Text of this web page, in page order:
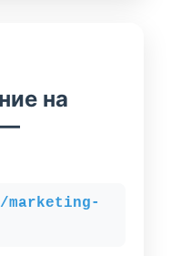
на
—
marketing-